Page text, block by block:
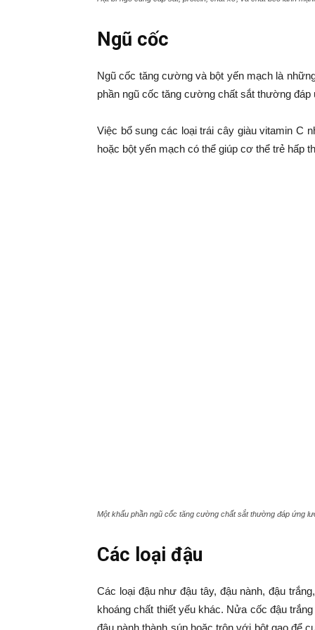
Ngũ cốc
Ngũ cốc tăng cường và bột yến mạch là
phần ngũ cốc tăng cường chất sắt thường
Việc bổ sung các loại trái cây giàu vitamin C
hoặc bột yến mạch có thể giúp cơ thể trẻ hấp
Một khẩu phần ngũ cốc tăng cường chất sắt thường đáp ứng
Các loại đậu
Các loại đậu như đậu tây, đậu nành, đậu
khoáng chất thiết yếu khác. Nửa cốc đậu
đậu nành thành súp hoặc trộn với bột gạo để